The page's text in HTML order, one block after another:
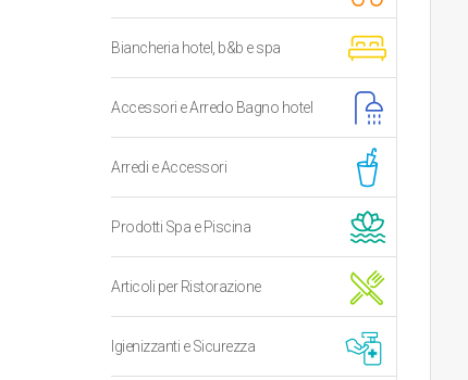
Biancheria hotel, b&b e spa
Accessori e Arredo Bagno hotel
Arredi e Accessori
Prodotti Spa e Piscina
Articoli per Ristorazione
Igienizzanti e Sicurezza